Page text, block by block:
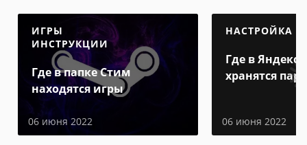
ИГРЫ
ИНСТРУКЦИИ
Где в папке Стим
находятся игры
06 июня 2022
НАСТРОЙКА
Где в Яндекс
хранятся
06 июня 2022